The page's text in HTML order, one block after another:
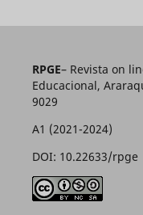
RPGE– Revista on
Educacional,
9029
A1 (2021-2024)
DOI: 10.22633/rpge